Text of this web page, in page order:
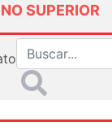
SUPERIOR